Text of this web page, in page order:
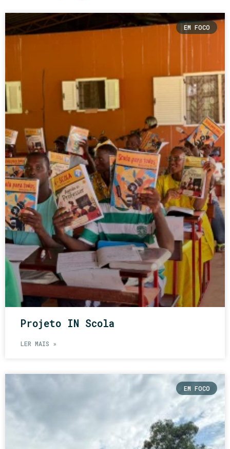
EM FOCO
Projeto IN Scola
LER MAIS »
EM FOCO